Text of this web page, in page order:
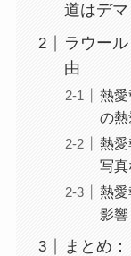
道はデマ
ラウー
由
熱
の熱
熱
写
熱
影響
まとめ